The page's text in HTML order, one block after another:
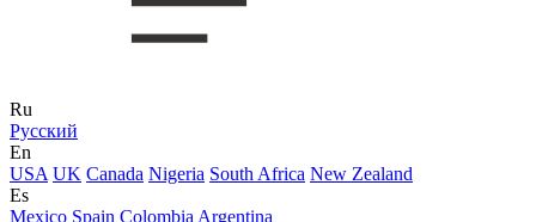
Ru
Русский
En
USA UK Canada Nigeria South Africa New Zealand
Es
Mexico Spain Colombia Argentina